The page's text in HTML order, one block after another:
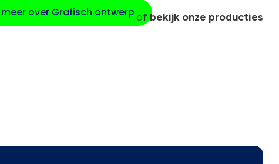
meer over Grafisch ontwerpofbekijk onze producties